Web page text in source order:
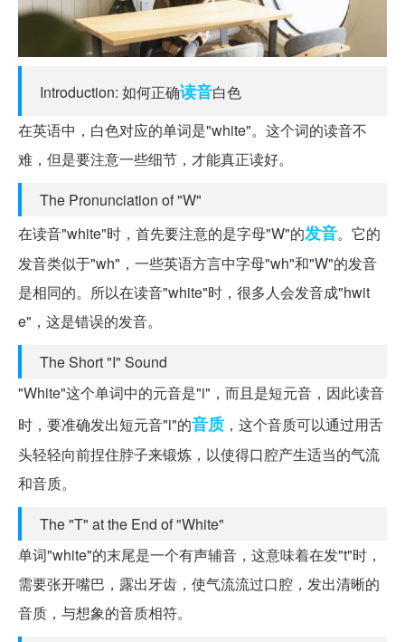
Introduction: 如何正确读音白色
在英语中，白色对应的单词是"white"。这个词的读音不
难，但是要注意一些细节，才能真正读好。
The Pronunciation of "W"
在读音"white"时，首先要注意的是字母"W"的发音。它的
发音类似于"wh"，一些英语方言中字母"wh"和"W"的发音
是相同的。所以在读音"white"时，很多人会发音成"hwit
e"，这是错误的发音。
The Short "I" Sound
"White"这个单词中的元音是"i"，而且是短元音，因此读音
时，要准确发出短元音"i"的音质 ，这个音质可以通过用舌
头轻轻向前捏住脖子来锻炼，以使得口腔产生适当的气流
和音质。
The "T" at the End of "White"
单词"white"的末尾是一个有声辅音，这意味着在发"t"时，
需要张开嘴巴，露出牙齿，使气流流过口腔，发出清晰的
音质，与想象的音质相符。